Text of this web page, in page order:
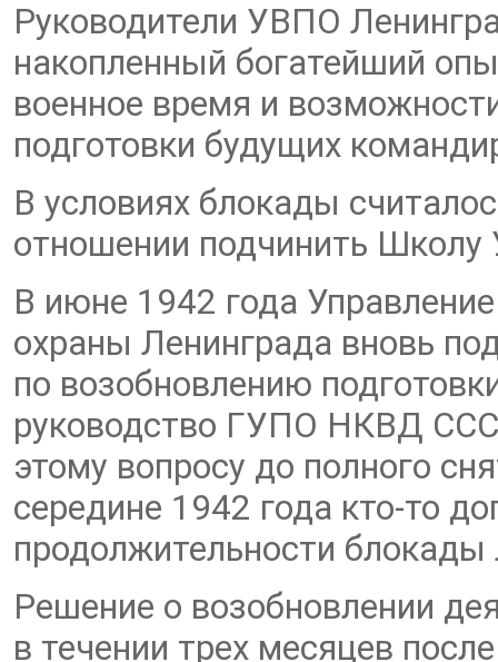
Руководители УВПО
накопленный богатейший
военное время и
подготовки будущих
В условиях блокады
отношении подчинить
В июне 1942 года
охраны Ленинграда вновь
по возобновлению
руководство ГУПО НКВД
этому вопросу до полного
середине 1942 года кто-то
продолжительности блокады
Решение о возобновлении
в течении трех месяцев